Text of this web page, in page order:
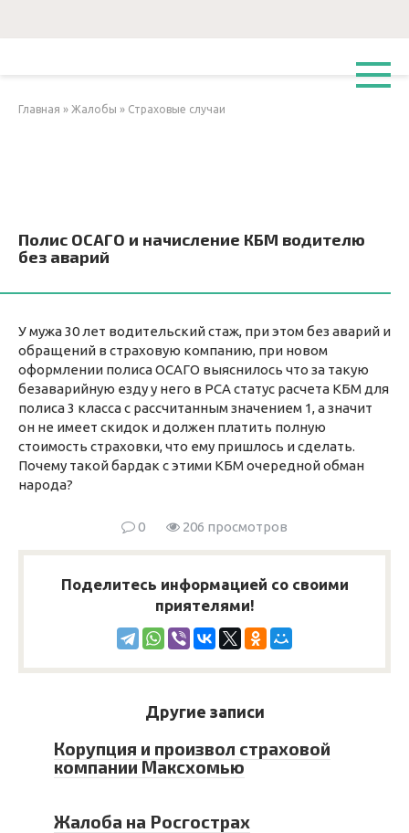
Главная » Жалобы » Страховые случаи
Полис ОСАГО и начисление КБМ водителю
без аварий
У мужа 30 лет водительский стаж, при этом без аварий и
обращений в страховую компанию, при новом
оформлении полиса ОСАГО выяснилось что за такую
безаварийную езду у него в РСА статус расчета КБМ для
полиса 3 класса с рассчитанным значением 1, а значит
он не имеет скидок и должен платить полную
стоимость страховки, что ему пришлось и сделать.
Почему такой бардак с этими КБМ очередной обман
народа?
0 206 просмотров
Поделитесь информацией со своими
приятелями!
Другие записи
Корупция и произвол страховой
компании Максхомью
Жалоба на Росгострах